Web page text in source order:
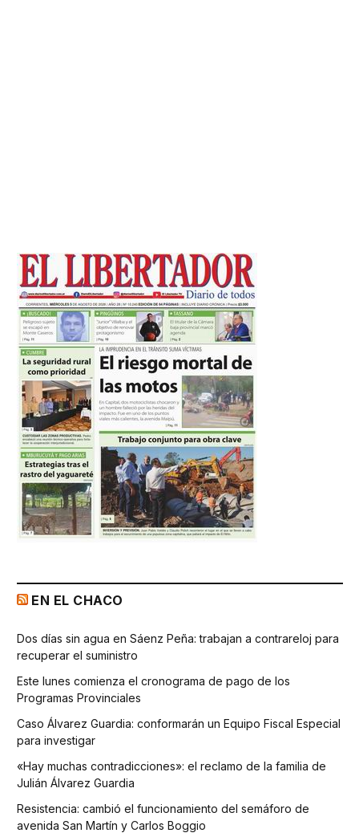
EN EL CHACO
Dos días sin agua en Sáenz Peña: trabajan a contrareloj para
recuperar el suministro
Este lunes comienza el cronograma de pago de los
Programas Provinciales
Caso Álvarez Guardia: conformarán un Equipo Fiscal Especial
para investigar
«Hay muchas contradicciones»: el reclamo de la familia de
Julián Álvarez Guardia
Resistencia: cambió el funcionamiento del semáforo de
avenida San Martín y Carlos Boggio